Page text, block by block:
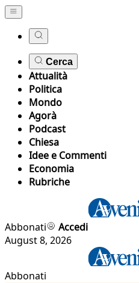
Cerca
Attualità
Politica
Mondo
Agorà
Podcast
Chiesa
Idee e Commenti
Economia
Rubriche
Abbonati
Accedi
August 8, 2026
Abbonati